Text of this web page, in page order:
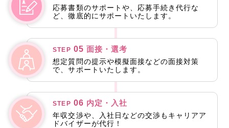
応募書類のサポートや、応募手続き代行な
ど、徹底的にサポートいたします。
STEP 05 面接・選考
想定質問の提示や模擬面接などの面接対策
で、サポートいたします。
STEP 06 内定・入社
年収交渉や、入社日などの交渉もキャリアア
ドバイザーが代行！